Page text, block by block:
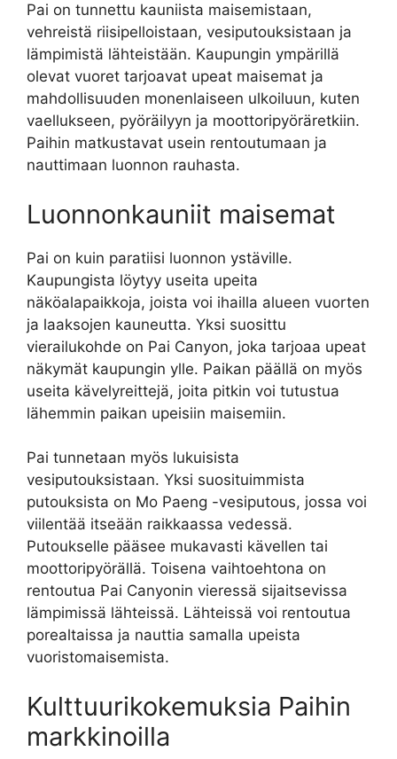
Pai on tunnettu kauniista maisemistaan,
vehreistä riisipelloistaan, vesiputouksistaan ja
lämpimistä lähteistään. Kaupungin ympärillä
olevat vuoret tarjoavat upeat maisemat ja
mahdollisuuden monenlaiseen ulkoiluun, kuten
vaellukseen, pyöräilyyn ja moottoripyöräretkiin.
Paihin matkustavat usein rentoutumaan ja
nauttimaan luonnon rauhasta.
Luonnonkauniit maisemat
Pai on kuin paratiisi luonnon ystäville.
Kaupungista löytyy useita upeita
näköalapaikkoja, joista voi ihailla alueen vuorten
ja laaksojen kauneutta. Yksi suosittu
vierailukohde on Pai Canyon, joka tarjoaa upeat
näkymät kaupungin ylle. Paikan päällä on myös
useita kävelyreittejä, joita pitkin voi tutustua
lähemmin paikan upeisiin maisemiin.
Pai tunnetaan myös lukuisista
vesiputouksistaan. Yksi suosituimmista
putouksista on Mo Paeng -vesiputous, jossa voi
viilentää itseään raikkaassa vedessä.
Putoukselle pääsee mukavasti kävellen tai
moottoripyörällä. Toisena vaihtoehtona on
rentoutua Pai Canyonin vieressä sijaitsevissa
lämpimissä lähteissä. Lähteissä voi rentoutua
porealtaissa ja nauttia samalla upeista
vuoristomaisemista.
Kulttuurikokemuksia Paihin
markkinoilla